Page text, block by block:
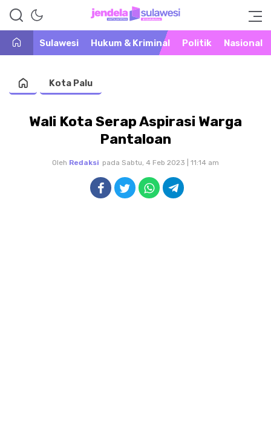
Jendela Sulawesi
Warta Peristiwa di Khatulistiwa
Sulawesi
Hukum & Kriminal Politik Nasional
Kota Palu
Wali Kota Serap Aspirasi Warga
Pantaloan
Oleh Redaksi pada Sabtu, 4 Feb 2023 | 11:14 am